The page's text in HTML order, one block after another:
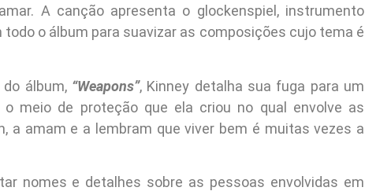
A canção apresenta o glockenspiel, instrumento
todo o álbum para suavizar as composições cujo tema é
álbum, “Weapons”, Kinney detalha sua fuga para um
o meio de proteção que ela criou no qual envolve as
a amam e a lembram que viver bem é muitas vezes a
nomes e detalhes sobre as pessoas envolvidas em